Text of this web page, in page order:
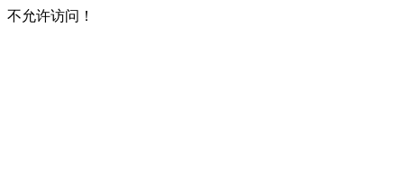
不允许访问！